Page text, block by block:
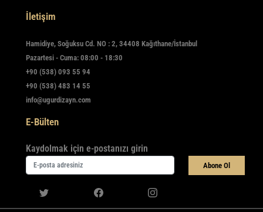
İletişim
Hamidiye, Soğuksu Cd. NO : 2, 34408 Kağıthane/İstanbul
Pazartesi - Cuma: 08:00 - 18:30
+90 (538) 093 55 94
+90 (538) 483 14 55
info@ugurdizayn.com
E-Bülten
Kaydolmak için e-postanızı girin
Abone Ol